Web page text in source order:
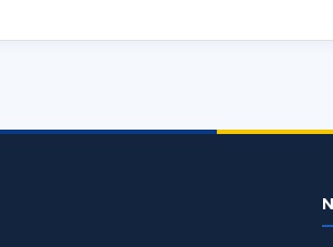
a